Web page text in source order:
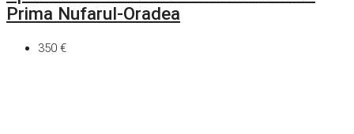
Prima Nufarul-Oradea
350 €